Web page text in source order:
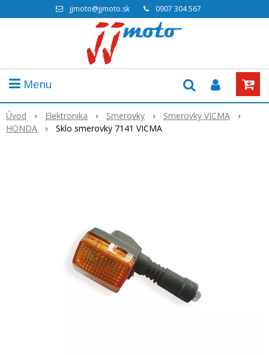
jjmoto@jjmoto.sk 0907 304 567
Menu
Úvod Elektronika Smerovky
Smerovky VICMA
HONDA
Sklo smerovky 7141 VICMA